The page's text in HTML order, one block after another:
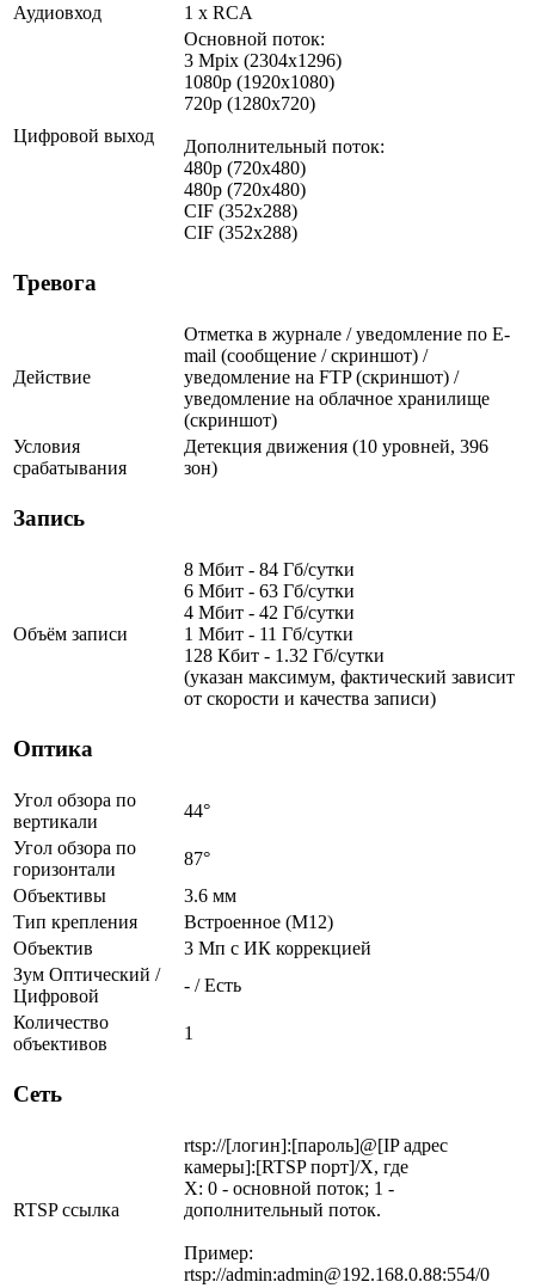
Аудиовход 1 х RCA
Цифровой выход
Основной поток:
3 Mpix (2304x1296)
1080p (1920x1080)
720p (1280x720)
Дополнительный поток:
480p (720x480)
480p (720x480)
CIF (352x288)
CIF (352x288)
Тревога
Действие
Отметка в журнале / уведомление по E-
mail (сообщение / скриншот) /
уведомление на FTP (скриншот) /
уведомление на облачное хранилище
(скриншот)
Условия
срабатывания
Детекция движения (10 уровней, 396
зон)
Запись
Объём записи
8 Мбит - 84 Гб/сутки
6 Мбит - 63 Гб/сутки
4 Мбит - 42 Гб/сутки
1 Мбит - 11 Гб/сутки
128 Кбит - 1.32 Гб/сутки
(указан максимум, фактический зависит
от скорости и качества записи)
Оптика
Угол обзора по
вертикали
44°
Угол обзора по
горизонтали
87°
Объективы
3.6 мм
Тип крепления
Встроенное (М12)
Объектив
3 Мп c ИК коррекцией
Зум Оптический /
Цифровой
- / Есть
Количество
объективов
1
Сеть
RTSP ссылка
rtsp://[логин]:[пароль]@[IP адрес
камеры]:[RTSP порт]/X, где
X: 0 - основной поток; 1 -
дополнительный поток.
Пример:
rtsp://admin:admin@192.168.0.88:554/0